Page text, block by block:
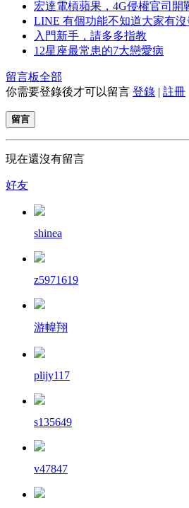
宏達電槓蘋果，4G侵權官司開
LINE 有個功能不知道大家有沒
入門新手，請多多指教
12星座最常患的7大戀愛病
留言板全部
你需要登錄後才可以留言 登錄 | 註冊
留言
現在還沒有留言
好友
shinea
z5971619
游幃翔
plijy117
s135649
v47847